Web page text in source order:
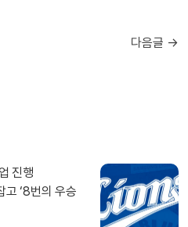
다음글 →
진행
고 ‘8번의 우승